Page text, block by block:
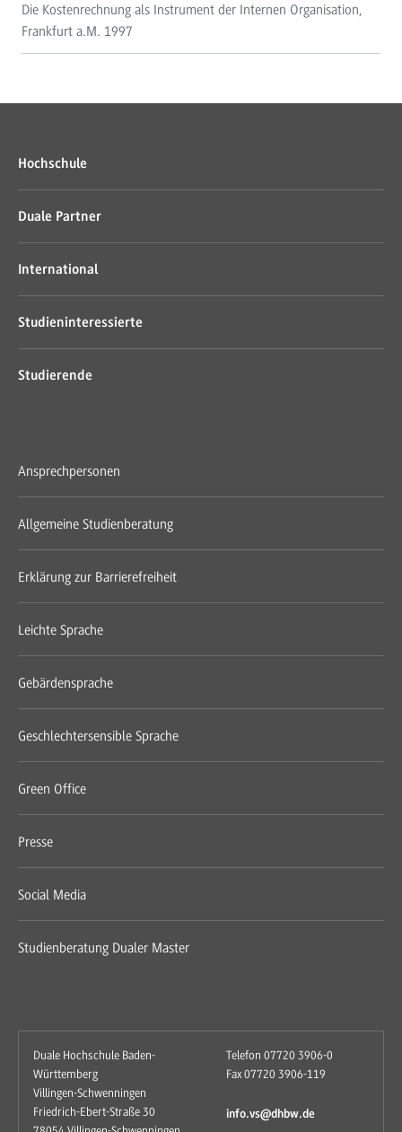
Die Kostenrechnung als Instrument der Internen Organisation,
Frankfurt a.M. 1997
Hochschule
Duale Partner
International
Studieninteressierte
Studierende
Ansprechpersonen
Allgemeine Studienberatung
Erklärung zur Barrierefreiheit
Leichte Sprache
Gebärdensprache
Geschlechtersensible Sprache
Green Office
Presse
Social Media
Studienberatung Dualer Master
Duale Hochschule Baden-
Württemberg
Villingen-Schwenningen
Friedrich-Ebert-Straße 30
Telefon 07720 3906-0
Fax 07720 3906-119
info.vs@dhbw.de